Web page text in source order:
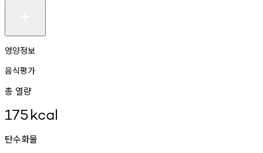
영양정보
음식평가
총 열량
175kcal
탄수화물